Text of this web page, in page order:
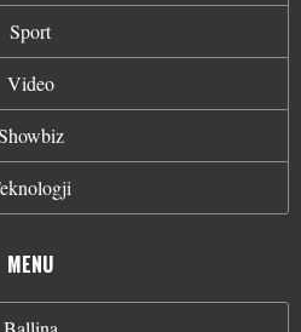
Sport
Video
MENU